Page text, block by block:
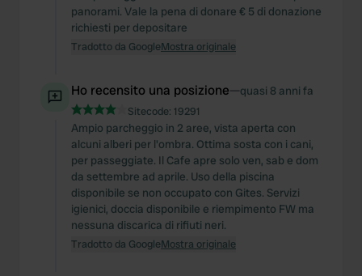
panorami. Vale la pena di donare € 5 di donazione
richiesti per depositare
Tradotto da GoogleMostra originale
Ho recensito una posizione—quasi 8 anni fa
Sitecode: 19291
Ampio parcheggio in 2 aree, vista aperta con
alcuni alberi per l'ombra. Ottima sosta con i cani,
per passeggiate. Il Cafe apre solo ven, sab e dom
da settembre ad aprile. Uso della piscina
disponibile se non occupato con Gites. Servizi
igienici, doccia disponibile e riempimento FW ma
nessuna discarica di rifiuti neri.
Tradotto da GoogleMostra originale